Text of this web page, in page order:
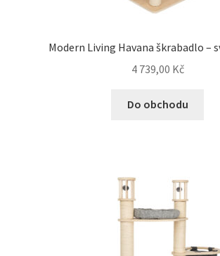
Modern Living Havana škrabadlo –
4 739,00 Kč
Do obchodu